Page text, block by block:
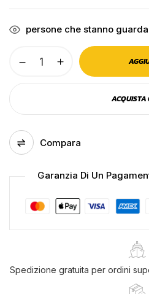
persone che stanno
laterale
rosso
effetto
neon
che
ACQUISTA
Compara
Garanzia Di Un
Spedizione gratuita per ordini
Salva il mio
questo browser
commento.